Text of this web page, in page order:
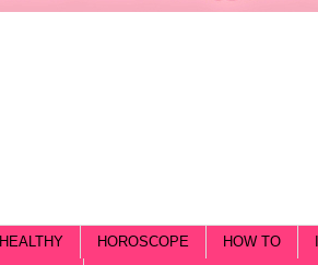
HEALTHY HOROSCOPE HOW TO